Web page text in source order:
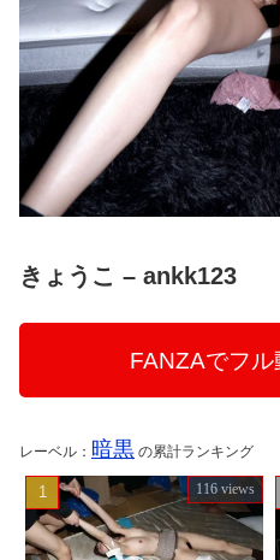
きょうこ – ankk123
FANZAでフル
レーベル： 暗黒 の累計ランキング
116 views